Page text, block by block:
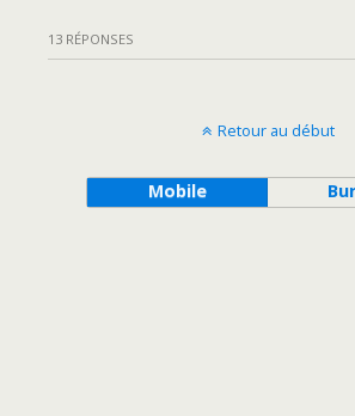
13 RÉPONSES
Retour au début
Mobile